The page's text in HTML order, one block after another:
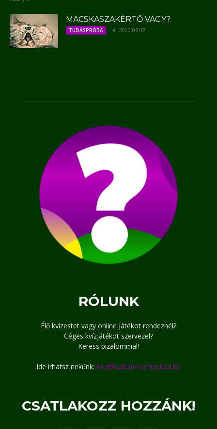
MACSKASZAKÉRTŐ VAGY?
TUDÁSPRÓBA 2020.05.02.
RÓLUNK
Élő kvízestet vagy online játékot rendeznél?
Céges kvízjátékot szervezel?
Keress bizalommal!
Ide írhatsz nekünk: kviz@tudtad-nemtudtad.hu
CSATLAKOZZ HOZZÁNK!